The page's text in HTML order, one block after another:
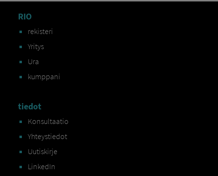
RIO
rekisteri
Yritys
Ura
kumppani
tiedot
Konsultaatio
Yhteystiedot
Uutiskirje
LinkedIn